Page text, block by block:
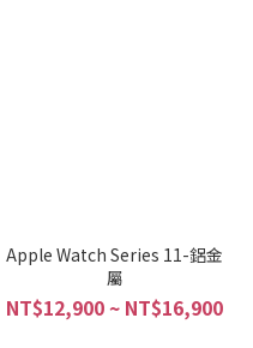
Apple Watch Series 11-鋁金
屬
NT$12,900 ~ NT$16,900